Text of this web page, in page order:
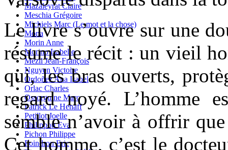
Mazaleyrat Claire
Meschia Grégoire
Michiels Marc (Le mot et la chose)
Mona
Morin Anne
Morino Isabelle
Mézil Jean-François
Nguyen Victoire
Ordoñez Ana Isabel
Orlac Charles
Ossorguine Marc
Patrick Le Henaff
Petillot Joelle
Philippon Eva
Pichon Philippe
Poindron Eric
Le livre s’ouvre sur une
résume le récit : un vieil
qui, les bras ouverts,
regard noyé. L’homme
semble n’avoir à offrir
Cet homme, c’est le